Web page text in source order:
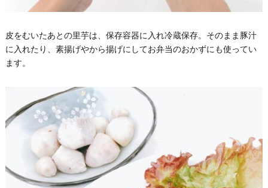
皮をむいたあとの里芋は、保存容器に入れ冷蔵保存。そのまま豚汁
に入れたり、素揚げやから揚げにしてお弁当のおかずにも使ってい
ます。